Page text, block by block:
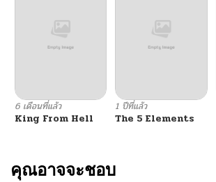
ตอนที่ 409
ตอนที่ 408
ตอนที่ 407
ตอนที่ 406
6 เดือนที่แล้ว
King From Hell
1 ปีที่แล้ว
The 5 Elements
คุณอาจจะชอบ